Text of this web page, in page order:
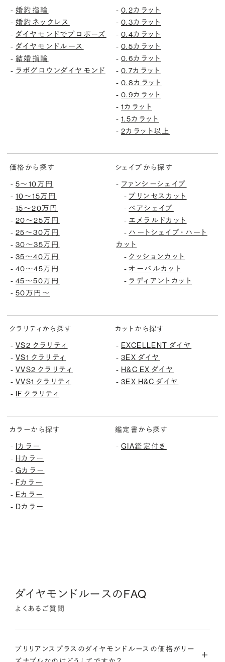
- 婚約指輪
- 婚約ネックレス
- ダイヤモンドでプロポーズ
- ダイヤモンドルース
- 結婚指輪
- ラボグロウンダイヤモンド
- 0.2カラット
- 0.3カラット
- 0.4カラット
- 0.5カラット
- 0.6カラット
- 0.7カラット
- 0.8カラット
- 0.9カラット
- 1カラット
- 1.5カラット
- 2カラット以上
価格から探す
- 5〜10万円
- 10〜15万円
- 15〜20万円
- 20〜25万円
- 25〜30万円
- 30〜35万円
- 35〜40万円
- 40〜45万円
- 45〜50万円
- 50万円〜
シェイプから探す
- ファンシーシェイプ
- プリンセスカット
- ペアシェイプ
- エメラルドカット
- ハートシェイプ・ハート
カット
- クッションカット
-オーバルカット
- ラディアントカット
クラリティから探す
- VS2 クラリティ
- VS1 クラリティ
- VVS2 クラリティ
- VVS1 クラリティ
- IF クラリティ
カットから探す
- EXCELLENT ダイヤ
- 3EX ダイヤ
- H&C EX ダイヤ
- 3EX H&C ダイヤ
カラーから探す
- Iカラー
- Hカラー
- Gカラー
- Fカラー
- Eカラー
- Dカラー
鑑定書から探す
- GIA鑑定付き
ダイヤモンドルースのFAQ
よくあるご質問
ブリリアンスプラスのダイヤモンドルースの価格がリー